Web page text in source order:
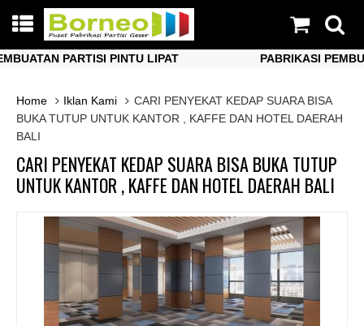
PARTISI PINTU LIPAT
PABRIKASI
Home
Iklan Kami
CARI PENYEKAT KEDAP SUARA BISA
BUKA TUTUP UNTUK KANTOR , KAFFE DAN HOTEL DAERAH
BALI
CARI PENYEKAT KEDAP SUARA BISA BUKA TUTUP
UNTUK KANTOR , KAFFE DAN HOTEL DAERAH BALI